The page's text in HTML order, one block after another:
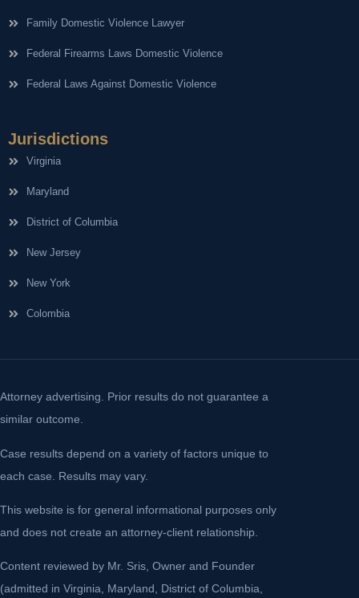
Family Domestic Violence Lawyer
Federal Firearms Laws Domestic Violence
Federal Laws Against Domestic Violence
Jurisdictions
Virginia
Maryland
District of Columbia
New Jersey
New York
Colombia
Attorney advertising. Prior results do not guarantee a
similar outcome.
Case results depend on a variety of factors unique to
each case. Results may vary.
This website is for general informational purposes only
and does not create an attorney-client relationship.
Content reviewed by Mr. Sris, Owner and Founder
(admitted in Virginia, Maryland, District of Columbia,